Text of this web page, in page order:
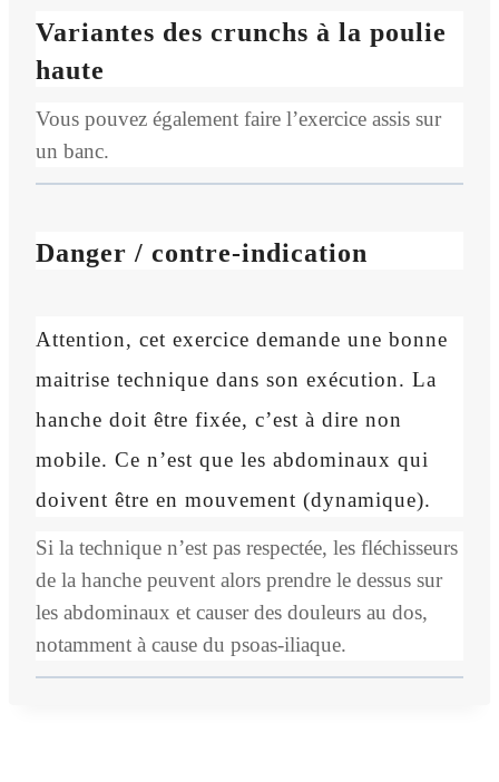
Variantes des crunchs à la poulie
haute
Vous pouvez également faire l’exercice assis sur
un banc.
Danger / contre-indication
Attention, cet exercice demande une bonne
maitrise technique dans son exécution. La
hanche doit être fixée, c’est à dire non
mobile. Ce n’est que les abdominaux qui
doivent être en mouvement (dynamique).
Si la technique n’est pas respectée, les fléchisseurs
de la hanche peuvent alors prendre le dessus sur
les abdominaux et causer des douleurs au dos,
notamment à cause du psoas-iliaque.